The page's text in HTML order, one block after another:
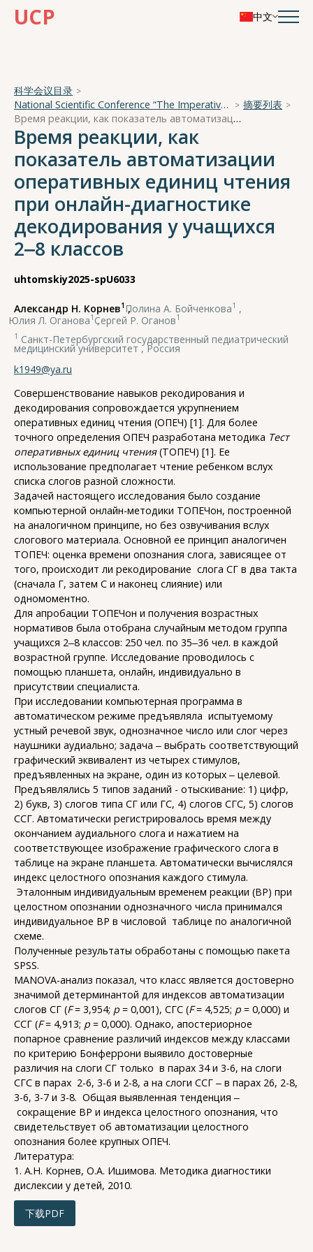
UCP 中文
科学会议目录
National Scientific Conference “The Imperative of Academician A. A. Ukhtomsky - the Brain and its Self-Cognition”
摘要列表
Время реакции, как показатель автоматизации оперативных единиц чтения при онлайн-диагностике декодирования у учащихся 2‒8 классов
Время реакции, как
показатель автоматизации
оперативных единиц чтения
при онлайн-диагностике
декодирования у учащихся
2‒8 классов
uhtomskiy2025-spU6033
Александр Н. Корнев1 ,
Полина А. Бойченкова1 ,
Юлия Л. Оганова1 ,
Сергей Р. Оганов1
1 Санкт-Петербургский государственный педиатрический
медицинский университет , Россия
k1949@ya.ru
Совершенствование навыков рекодирования и
декодирования сопровождается укрупнением
оперативных единиц чтения (ОПЕЧ) [1]. Для более
точного определения ОПЕЧ разработана методика Тест
оперативных единиц чтения(ТОПЕЧ) [1]. Ее
использование предполагает чтение ребенком вслух
списка слогов разной сложности.
Задачей настоящего исследования было создание
компьютерной онлайн-методики ТОПЕЧон, построенной
на аналогичном принципе, но без озвучивания вслух
слогового материала. Основной ее принцип аналогичен
ТОПЕЧ: оценка времени опознания слога, зависящее от
того, происходит ли рекодирование слога СГ в два такта
(сначала Г, затем С и наконец слияние) или
одномоментно.
Для апробации ТОПЕЧон и получения возрастных
нормативов была отобрана случайным методом группа
учащихся 2‒8 классов: 250 чел. по 35‒36 чел. в каждой
возрастной группе. Исследование проводилось с
помощью планшета, онлайн, индивидуально в
присутствии специалиста.
При исследовании компьютерная программа в
автоматическом режиме предъявляла испытуемому
устный речевой звук, однозначное число или слог через
наушники аудиально; задача ‒ выбрать соответствующий
графический эквивалент из четырех стимулов,
предъявленных на экране, один из которых ‒ целевой.
Предъявлялись 5 типов заданий - отыскивание: 1) цифр,
2) букв, 3) слогов типа СГ или ГС, 4) слогов СГС, 5) слогов
ССГ. Автоматически регистрировалось время между
окончанием аудиального слога и нажатием на
соответствующее изображение графического слога в
таблице на экране планшета. Автоматически вычислялся
индекс целостного опознания каждого стимула.
Эталонным индивидуальным временем реакции (ВР) при
целостном опознании однозначного числа принимался
индивидуальное ВР в числовой таблице по аналогичной
схеме.
Полученные результаты обработаны с помощью пакета
SPSS.
MANOVA-анализ показал, что класс является достоверно
значимой детерминантой для индексов автоматизации
слогов СГ (F= 3,954; p = 0,001), СГС (F= 4,525; p = 0,000) и
ССГ (F= 4,913; p = 0,000). Однако, апостериорное
попарное сравнение различий индексов между классами
по критерию Бонферрони выявило достоверные
различия на слоги СГ только в парах 34 и 3-6, на слоги
СГС в парах 2-6, 3-6 и 2-8, а на слоги ССГ ‒ в парах 26, 2-8,
3-6, 3-7 и 3-8. Общая выявленная тенденция ‒
сокращение ВР и индекса целостного опознания, что
свидетельствует об автоматизации целостного
опознания более крупных ОПЕЧ.
Литература:
1. А.Н. Корнев, О.А. Ишимова. Методика диагностики
дислексии у детей, 2010.
下载PDF